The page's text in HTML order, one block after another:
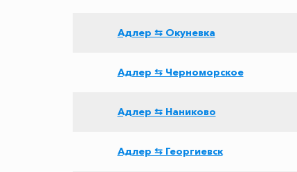
Адлер ⇆ Окуневка
Адлер ⇆ Черноморское
Адлер ⇆ Наниково
Адлер ⇆ Георгиевск